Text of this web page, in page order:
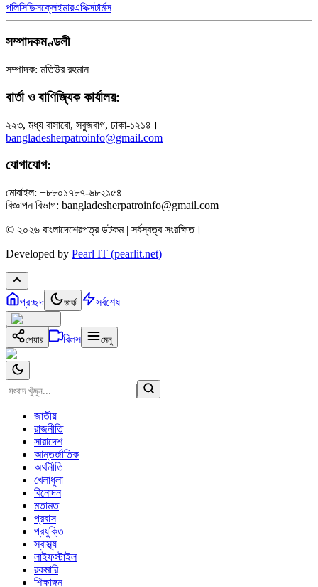
পলিসিডিসক্লেইমারএথিক্সটার্মস
সম্পাদকমণ্ডলী
সম্পাদক: মতিউর রহমান
বার্তা ও বাণিজ্যিক কার্যালয়:
২২৩, মধ্য বাসাবো, সবুজবাগ, ঢাকা-১২১৪।
bangladesherpatroinfo@gmail.com
যোগাযোগ:
মোবাইল: +৮৮০১৭৮৭-৬৮২১৫৪
বিজ্ঞাপন বিভাগ: bangladesherpatroinfo@gmail.com
© ২০২৬ বাংলাদেশেরপত্র ডটকম | সর্বস্বত্ব সংরক্ষিত।
Developed by Pearl IT (pearlit.net)
প্রচ্ছদ ডার্ক সর্বশেষ
শেয়ার রিলস মেনু
জাতীয়
রাজনীতি
সারাদেশ
আন্তর্জাতিক
অর্থনীতি
খেলাধুলা
বিনোদন
মতামত
প্রবাস
প্রযুক্তি
স্বাস্থ্য
লাইফস্টাইল
রকমারি
শিক্ষাঙ্গন